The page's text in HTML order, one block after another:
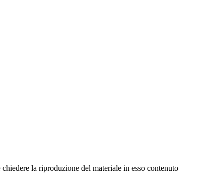
la riproduzione del materiale in esso contenuto